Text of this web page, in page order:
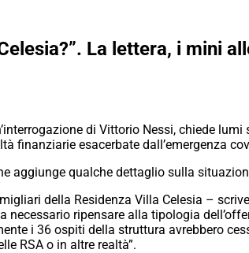
La lettera, i mini
di Vittorio Nessi, chiede lumi
finanziarie esacerbate dall’emergenza
aggiunge qualche dettaglio sulla
della Residenza Villa Celesia –
necessario ripensare alla tipologia
i 36 ospiti della struttura avrebbero
RSA o in altre realtà”.